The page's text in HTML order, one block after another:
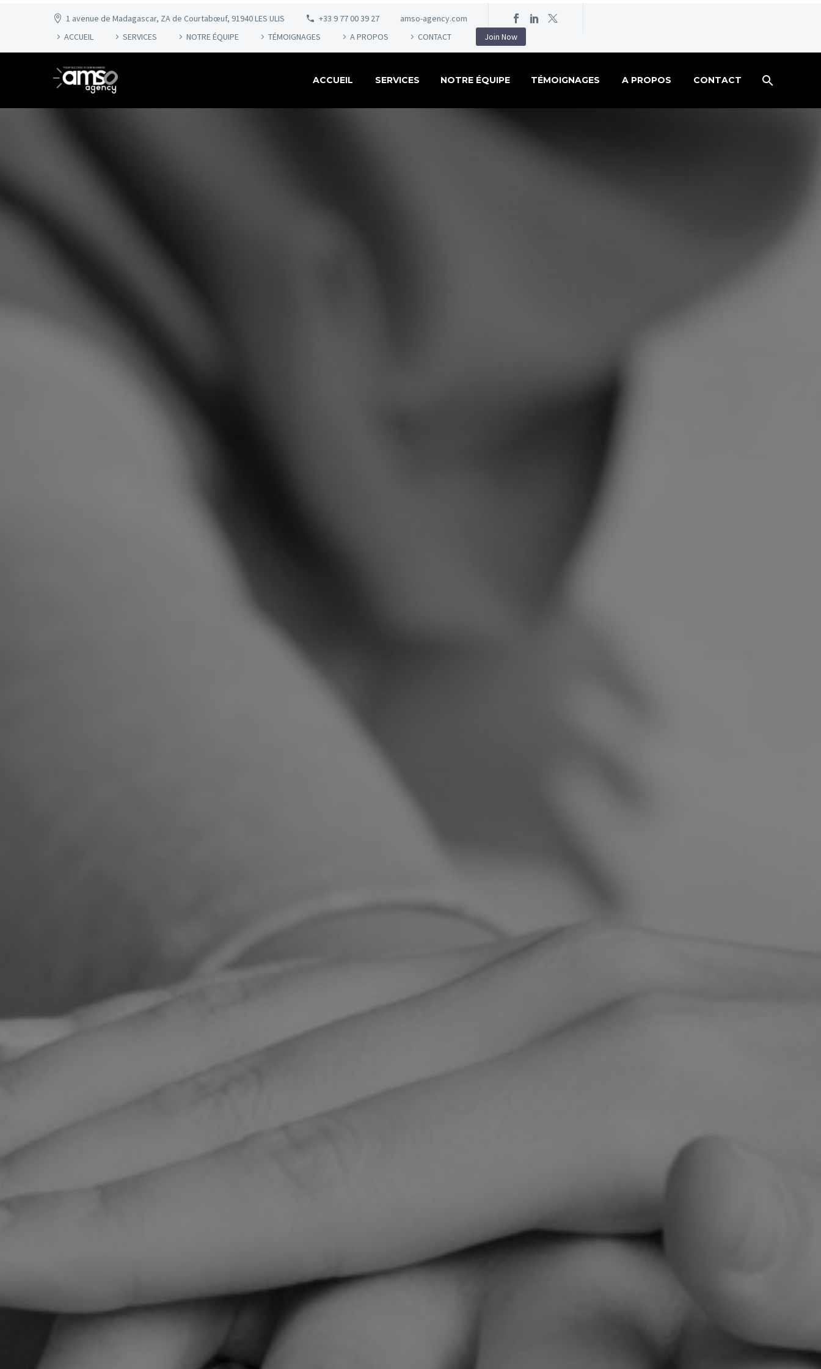
1 avenue de Madagascar, ZA de Courtabœuf, 91940 LES ULIS +33 9 77 00 39 27
amso-agency.com
ACCUEIL
SERVICES NOTRE ÉQUIPE TÉMOIGNAGES A PROPOS CONTACT Join Now
ACCUEIL SERVICES NOTRE ÉQUIPE TÉMOIGNAGES A PROPOS CONTACT